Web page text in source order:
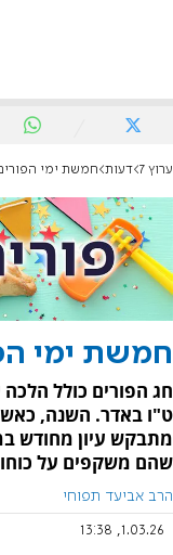
ערוץ 7 דעות חמשת ימי
חמשת ימי
חג הפורים כולל
ט"ו באדר. השנה,
מתבקש עיון מחודש
שהם משקפים על
הרב אביעד תפוחי
1.03.26, 13:38